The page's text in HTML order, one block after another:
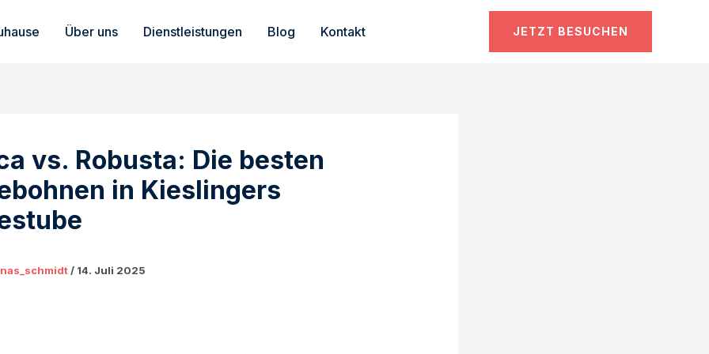
Über uns Dienstleistungen Blog Kontakt JETZT BESUCHEN
vs. Robusta: Die besten
in Kieslingers
/ 14. Juli 2025